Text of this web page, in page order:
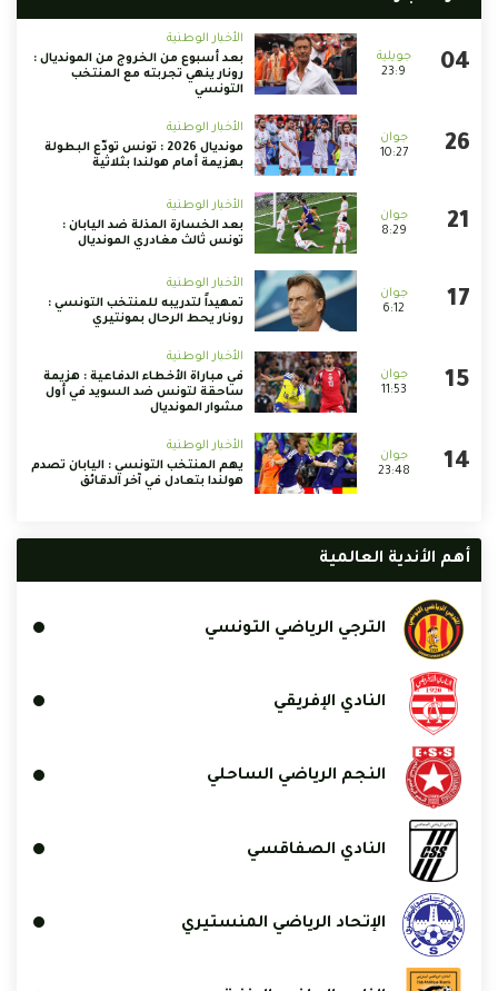
23:9
الأخبار الوطنية
بعد أسبوع من الخروج من المونديال :
رونار ينهي تجربته مع المنتخب
التونسي
10:27
الأخبار الوطنية
مونديال 2026 : تونس تودّع البطولة
بهزيمة أمام هولندا بثلاثية
8:29
الأخبار الوطنية
بعد الخسارة المذلة ضد اليابان :
تونس ثالث مغادري المونديال
6:12
الأخبار الوطنية
تمهيداً لتدريبه للمنتخب التونسي :
رونار يحط الرحال بمونتيري
11:53
الأخبار الوطنية
في مباراة الأخطاء الدفاعية : هزيمة
ساحقة لتونس ضد السويد في أول
مشوار المونديال
23:48
الأخبار الوطنية
يهم المنتخب التونسي : اليابان تصدم
هولندا بتعادل في آخر الدقائق
أهم الأندية العالمية
الترجي الرياضي التونسي
النادي الإفريقي
النجم الرياضي الساحلي
النادي الصفاقسي
الإتحاد الرياضي المنستيري